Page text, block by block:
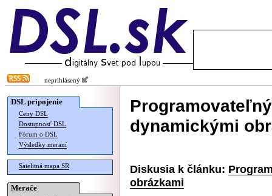
neprihlásený
DSL pripojenie
Ceny DSL
Dostupnosť DSL
Fórum o DSL
Výsledky meraní
Satelitná mapa SR
Merače
dynamickými
Diskusia k článku:
obrázkami